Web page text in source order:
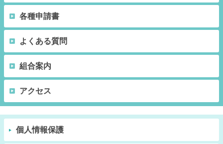
各種申請書
よくある質問
組合案内
アクセス
個人情報保護